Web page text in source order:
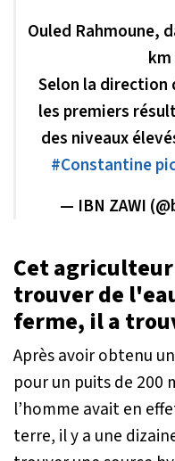
Ouled Rahmoune,
Selon la direction
les premiers
des niveaux
#Constantine
— IBN ZAWI
Cet
trouver de
ferme, il a
Après avoir obtenu
pour un puits de 200
l’homme avait en
terre, il y a une